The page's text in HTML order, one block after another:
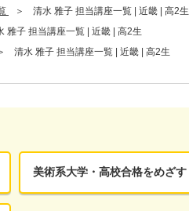
清水 雅子 担当講座一覧 | 近畿 | 高2生
雅子 担当講座一覧 | 近畿 | 高2生
清水 雅子 担当講座一覧 | 近畿 | 高2生
美術系大学・高校合格をめざす